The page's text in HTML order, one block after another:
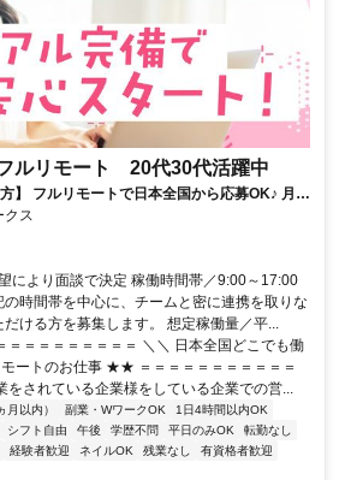
ルリモート 20代30代活躍中
】 フルリモートで日本全国から応募OK♪ 月稼
クス
により面談で決定 稼働時間帯／9:00～17:00
時間帯を中心に、チームと密に連携を取りな
ける方を募集します。 想定稼働量／平...
＝＝＝＝＝＝＝＝＝ ＼＼ 日本全国どこでも働
ートのお仕事 ★★ ＝＝＝＝＝＝＝＝＝＝＝
をされている企業様をしている企業での営...
月以内） 副業・WワークOK
1日4時間以内OK
シフト自由 午後 学歴不問 平日のみOK
転勤なし
経験者歓迎 ネイルOK 残業なし
有資格者歓迎